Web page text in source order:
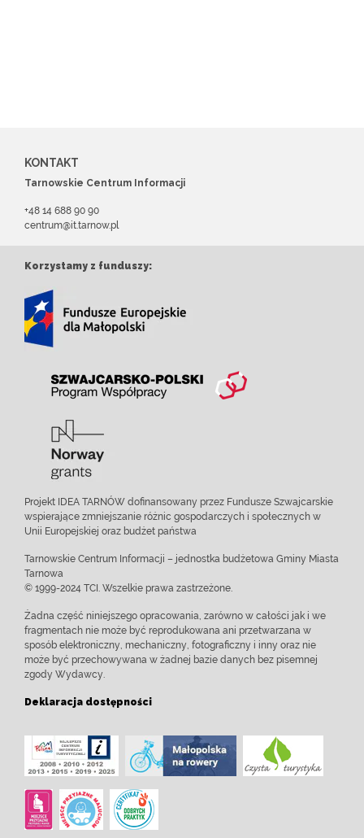
KONTAKT
Tarnowskie Centrum Informacji
+48 14 688 90 90
centrum@it.tarnow.pl
Korzystamy z funduszy:
Projekt IDEA TARNÓW dofinansowany przez Fundusze Szwajcarskie
wspierające zmniejszanie różnic gospodarczych i społecznych w
Unii Europejskiej oraz budżet państwa
Tarnowskie Centrum Informacji – jednostka budżetowa Gminy Miasta
Tarnowa
© 1999-2024 TCI. Wszelkie prawa zastrzeżone.
Żadna część niniejszego opracowania, zarówno w całości jak i we
fragmentach nie może być reprodukowana ani przetwarzana w
sposób elektroniczny, mechaniczny, fotograficzny i inny oraz nie
może być przechowywana w żadnej bazie danych bez pisemnej
zgody Wydawcy.
Deklaracja dostępności